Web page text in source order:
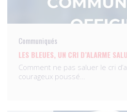
Communiqués
LES BLEUES, UN CRI D’ALARME
Comment ne pas saluer le cri
courageux poussé…